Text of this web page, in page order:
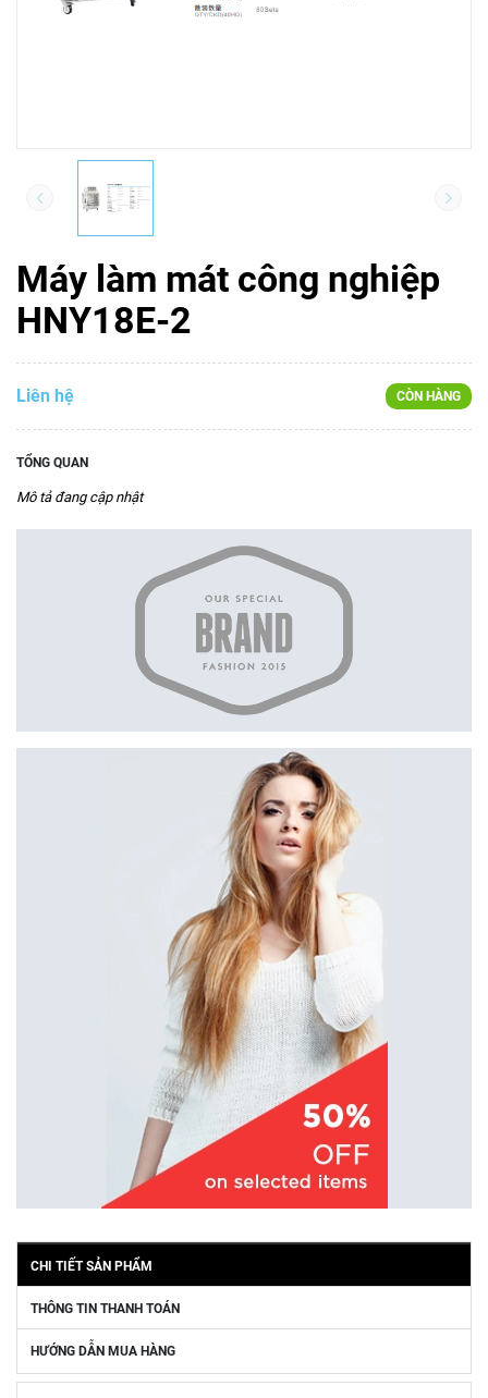
Máy làm mát công nghiệp
HNY18E-2
Liên hệ CÒN HÀNG
TỔNG QUAN
Mô tả đang cập nhật
CHI TIẾT SẢN PHẨM
THÔNG TIN THANH TOÁN
HƯỚNG DẪN MUA HÀNG